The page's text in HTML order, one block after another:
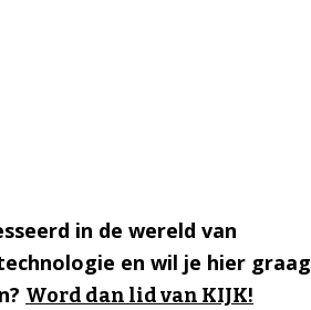
in de wereld van
en wil je hier graag
Word dan lid van KIJK!